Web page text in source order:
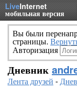
LiveInternet
мобильная версия
Вы были
страницы.
Авторизация
Дневник
Лента друзей -